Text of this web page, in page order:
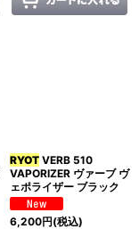
RYOTVERB 510
VAPORIZER ヴァーブ ヴ
ェポライザー ブラック
6,200円(税込)